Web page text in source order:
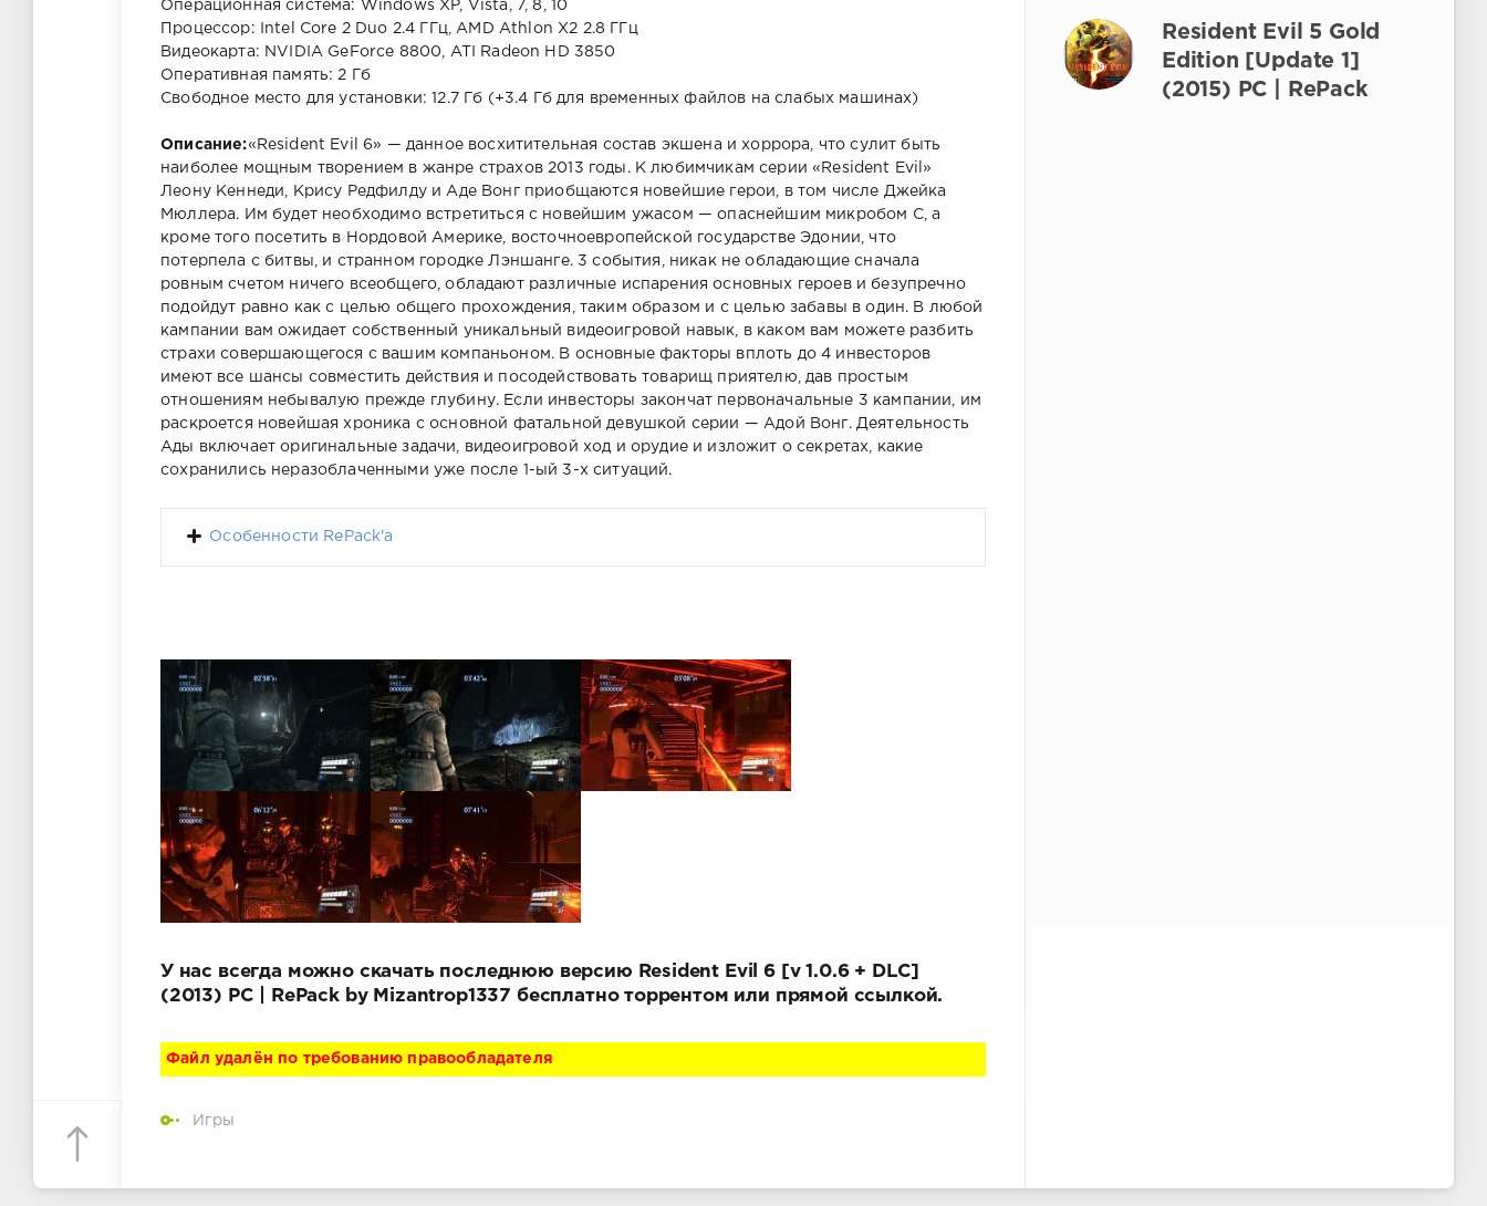
Операционная система: Windows XP, Vista, 7, 8, 10
Процессор: Intel Core 2 Duo 2.4 ГГц, AMD Athlon X2 2.8 ГГц
Видеокарта: NVIDIA GeForce 8800, ATI Radeon HD 3850
Оперативная память: 2 Гб
Свободное место для установки: 12.7 Гб (+3.4 Гб для временных файлов на слабых машинах)
Описание:«Resident Evil 6» — данное восхитительная состав экшена и хоррора, что сулит быть
наиболее мощным творением в жанре страхов 2013 годы. К любимчикам серии «Resident Evil»
Леону Кеннеди, Крису Редфилду и Аде Вонг приобщаются новейшие герои, в том числе Джейка
Мюллера. Им будет необходимо встретиться с новейшим ужасом — опаснейшим микробом C, а
кроме того посетить в Нордовой Америке, восточноевропейской государстве Эдонии, что
потерпела с битвы, и странном городке Лэншанге. 3 события, никак не обладающие сначала
ровным счетом ничего всеобщего, обладают различные испарения основных героев и безупречно
подойдут равно как с целью общего прохождения, таким образом и с целью забавы в один. В любой
кампании вам ожидает собственный уникальный видеоигровой навык, в каком вам можете разбить
страхи совершающегося с вашим компаньоном. В основные факторы вплоть до 4 инвесторов
имеют все шансы совместить действия и посодействовать товарищ приятелю, дав простым
отношениям небывалую прежде глубину. Если инвесторы закончат первоначальные 3 кампании, им
раскроется новейшая хроника с основной фатальной девушкой серии — Адой Вонг. Деятельность
Ады включает оригинальные задачи, видеоигровой ход и орудие и изложит о секретах, какие
сохранились неразоблаченными уже после 1-ый 3-х ситуаций.
Особенности RePack'а
У нас всегда можно скачать последнюю версию Resident Evil 6 [v 1.0.6 + DLC]
(2013) PC | RePack by Mizantrop1337 бесплатно торрентом или прямой ссылкой.
Файл удалён по требованию правообладателя
Игры
Resident Evil 5 Gold
Edition [Update 1]
(2015) PC | RePack